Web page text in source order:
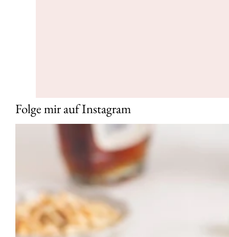
Folge mir auf Instagram